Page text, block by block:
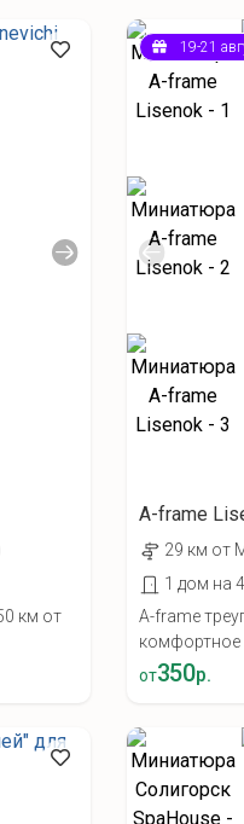
км от
19-21
A-frame
29 км от
1 дом на
A-frame
комфортное
от350р.